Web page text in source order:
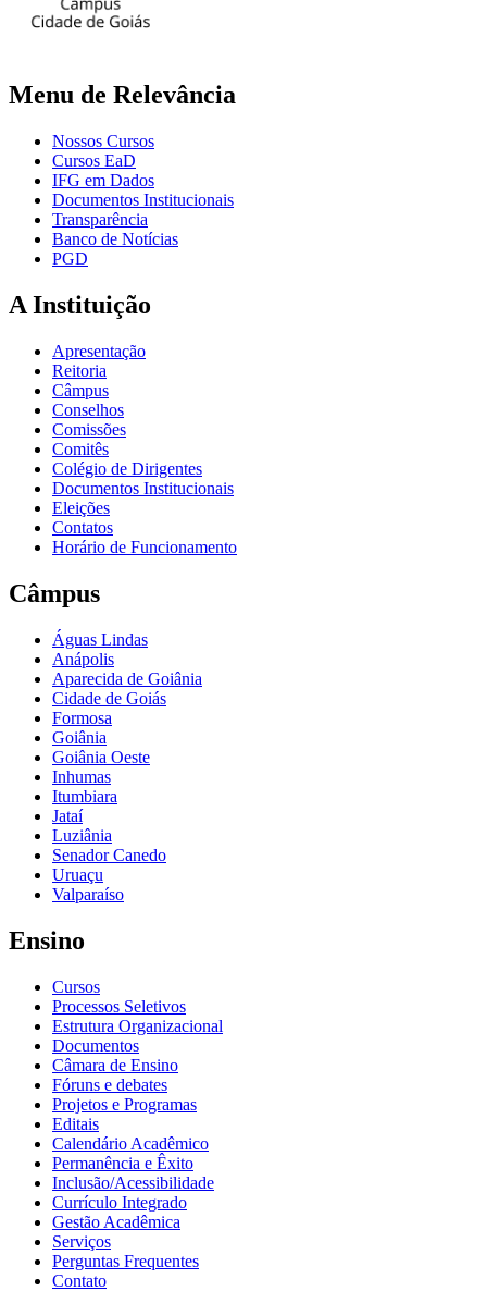
Menu de Relevância
Nossos Cursos
Cursos EaD
IFG em Dados
Documentos Institucionais
Transparência
Banco de Notícias
PGD
A Instituição
Apresentação
Reitoria
Câmpus
Conselhos
Comissões
Comitês
Colégio de Dirigentes
Documentos Institucionais
Eleições
Contatos
Horário de Funcionamento
Câmpus
Águas Lindas
Anápolis
Aparecida de Goiânia
Cidade de Goiás
Formosa
Goiânia
Goiânia Oeste
Inhumas
Itumbiara
Jataí
Luziânia
Senador Canedo
Uruaçu
Valparaíso
Ensino
Cursos
Processos Seletivos
Estrutura Organizacional
Documentos
Câmara de Ensino
Fóruns e debates
Projetos e Programas
Editais
Calendário Acadêmico
Permanência e Êxito
Inclusão/Acessibilidade
Currículo Integrado
Gestão Acadêmica
Serviços
Perguntas Frequentes
Contato